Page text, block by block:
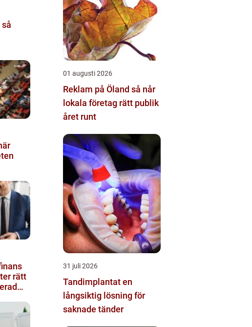
rätt
01 augusti 2026
Reklam på Öland så når
lokala företag rätt publik
året runt
31 juli 2026
Tandimplantat en
långsiktig lösning för
saknade tänder